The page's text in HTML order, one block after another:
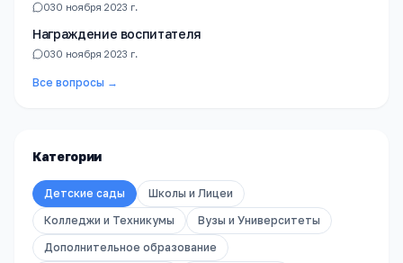
030 ноября 2023 г.
Награждение воспитателя
030 ноября 2023 г.
Все вопросы →
Категории
Детские сады
Школы и Лицеи
Колледжи и Техникумы
Вузы и Университеты
Дополнительное образование